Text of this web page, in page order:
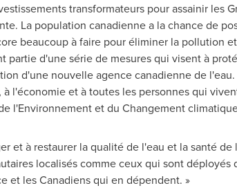
transformateurs pour assainir les
La population canadienne a la chance de
beaucoup à faire pour éliminer la pollution
partie d'une série de mesures qui visent à
d'une nouvelle agence canadienne de
l'économie et à toutes les personnes qui
l'Environnement et du Changement
et à restaurer la qualité de l'eau et la santé de
localisés comme ceux qui sont
et les Canadiens qui en dépendent. »